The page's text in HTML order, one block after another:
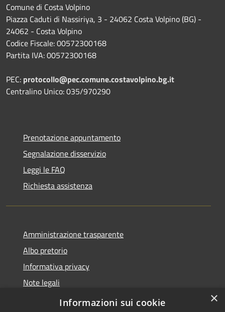
Comune di Costa Volpino
Piazza Caduti di Nassiriya, 3 - 24062 Costa Volpino (BG) -
24062 - Costa Volpino
Codice Fiscale: 00572300168
Partita IVA: 00572300168
PEC: protocollo@pec.comune.costavolpino.bg.it
Centralino Unico: 035/970290
Prenotazione appuntamento
Segnalazione disservizio
Leggi le FAQ
Richiesta assistenza
Amministrazione trasparente
Albo pretorio
Informativa privacy
Note legali
Dichiarazione di accessibilità
×
Informazioni sui cookie